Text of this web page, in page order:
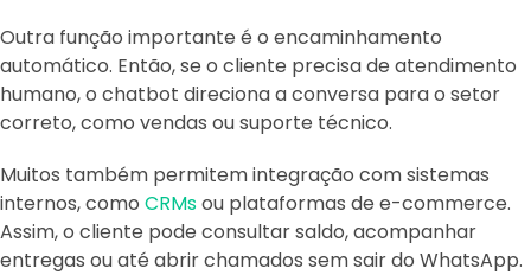
Outra função importante é o encaminhamento
automático. Então, se o cliente precisa de atendimento
humano, o chatbot direciona a conversa para o setor
correto, como vendas ou suporte técnico.
Muitos também permitem integração com sistemas
internos, como CRMsou plataformas de e-commerce.
Assim, o cliente pode consultar saldo, acompanhar
entregas ou até abrir chamados sem sair do WhatsApp.